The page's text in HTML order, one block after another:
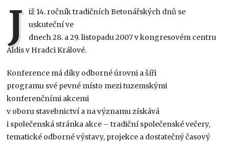
J iž 14. ročník tradičních Betonářských dnů se
uskuteční ve
dnech 28. a 29. listopadu 2007 v kongresovém centru
Aldis v Hradci Králové.
Konference má díky odborné úrovni a šíři
programu své pevné místo mezi tuzemskými
konferenčními akcemi
v oboru stavebnictví a na významu získává
i společenská stránka akce – tradiční společenské večery,
tematické odborné výstavy, projekce a dostatečný časový